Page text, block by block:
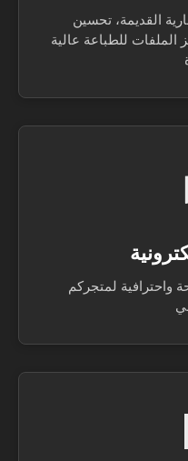
القديمة، تحسين
الملفات للطباعة عالية
لمتجركم